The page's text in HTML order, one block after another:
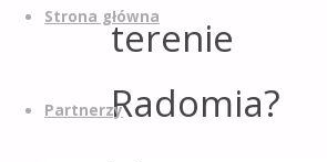
Strona główna
Partnerzy
terenie
Radomia?